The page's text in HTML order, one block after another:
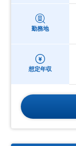
勤務地
想定年収